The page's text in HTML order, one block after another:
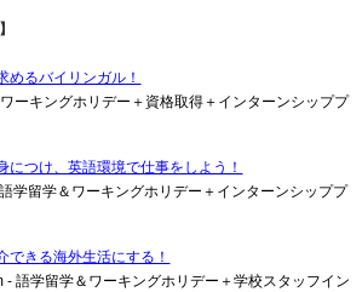
めるバイリンガル！
ーキングホリデー＋資格取得＋インターンシッププ
につけ、英語環境で仕事をしよう！
学留学＆ワーキングホリデー＋インターンシッププ
できる海外生活にする！
- 語学留学＆ワーキングホリデー＋学校スタッフイン